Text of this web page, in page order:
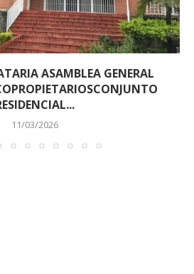
ASAMBLEA GENERAL
11/03/2026